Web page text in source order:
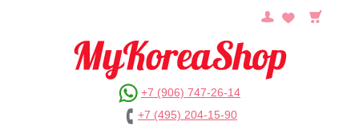
+7 (906) 747-26-14
+7 (495) 204-15-90